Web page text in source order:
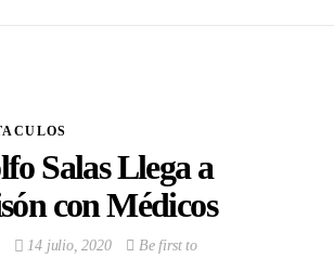
Salas Llega a
con Médicos
14 julio, 2020
Be first to